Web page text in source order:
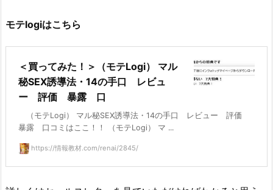
モテlogiはこちら
＜買ってみた！＞（モテLogi） マル
秘SEX誘導法・14の手口 レビュ
ー 評価 暴露 口
（モテLogi） マル秘SEX誘導法・14の手口 レビュー 評価
暴露 口コミはここ！！ （モテLogi） マ ...
https://情報教材.com/renai/2845/